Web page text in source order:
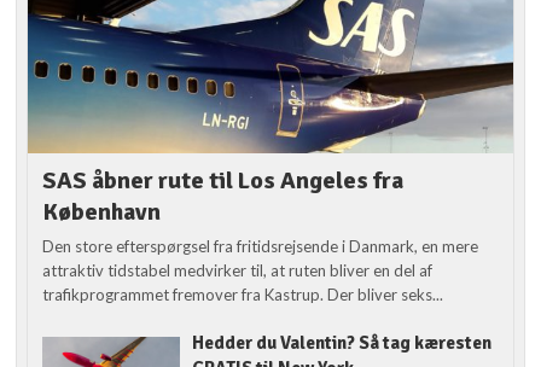
SAS åbner rute til Los Angeles fra
København
Den store efterspørgsel fra fritidsrejsende i Danmark, en mere
attraktiv tidstabel medvirker til, at ruten bliver en del af
trafikprogrammet fremover fra Kastrup. Der bliver seks...
Hedder du Valentin? Så tag kæresten